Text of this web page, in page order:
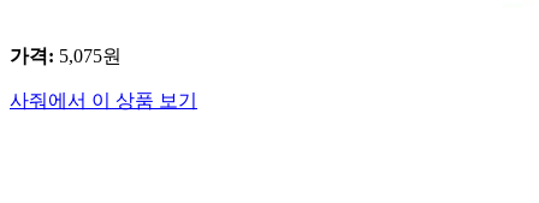
가격: 5,075원
사줘에서 이 상품 보기